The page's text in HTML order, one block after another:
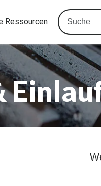
Ressourcen